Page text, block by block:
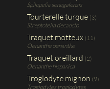
Spilopelia senegalensis
Tourterelle turque (3)
Streptotelia decaocto
Traquet motteux (11)
Oenanthe oenanthe
Traquet oreillard (2)
Oenanthe hispanica
Troglodyte mignon (9)
Troglodytes troglodytes